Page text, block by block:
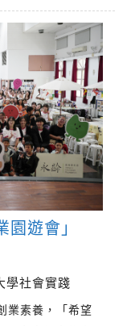
園遊會」
學社會實踐
業素養，「希望